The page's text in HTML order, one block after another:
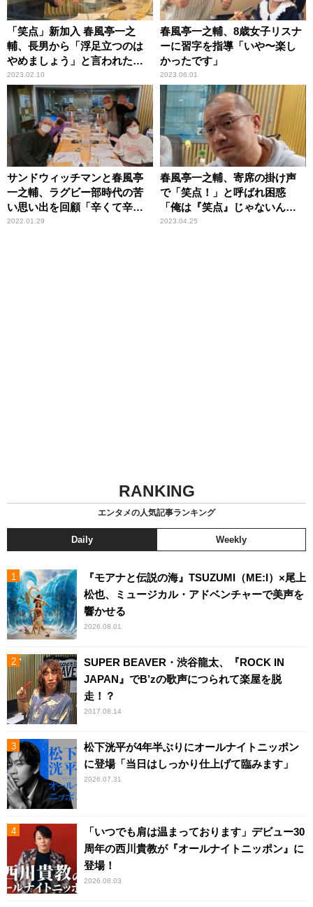
「笑点」新加入 春風亭一之
輔、長男から「浮足立つのは
やめましょう」と言われたこ
とを明かす 高田文夫と軽快
トーク
2023.02.10
春風亭一之輔、8歳女子リスナ
ーに習字を指導「いや〜楽し
かったです」
2023.06.01
サンドウィッチマンと春風亭
一之輔、ラグビー部時代の苦
い思い出を回顧「辛くて辛く
て……」
2022.01.29
春風亭一之輔、寄席の掛け声
で「笑点！」と呼ばれ困惑
「俺は『笑点』じゃないんだ
よ（笑）」
2023.04.25
RANKING
エンタメの人気記事ランキング
Daily Weekly
『モアナと伝説の海』TSUZUMI（ME:I）×尾上
松也、ミュージカル・アドベンチャーで美声を
響かせる
2026.08.01
SUPER BEAVER・渋谷龍太、『ROCK IN
JAPAN』でB’zの歌声につられて楽屋を脱
走！？
2017.08.14
松下洸平が4年半ぶりにオールナイトニッポン
に登場「当日はしっかり仕上げて臨みます」
2026.07.31
「いつでも肩は温まっております」デビュー30
周年の西川貴教が『オールナイトニッポン』に
登場！
2026.08.03